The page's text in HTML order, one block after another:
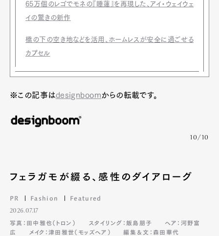
65万個のレゴでモネの『睡蓮』を再現した、アイ・ウェイウェ
イの驚きの新作
橋の下の空き地などを活用、ホームレスが安全に過ごせる
カプセル
※この記事はdesignboomからの転載です。
10/10
フェラガモが綴る、感性のダイアローグ
PR Fashion Featured
2026.07.17
写真：田中雅也（トロン）
スタイリング：飯島朋子
ヘア：河野富
広
メイク：津田雅世（モッズヘア） 編集＆文：森田華代